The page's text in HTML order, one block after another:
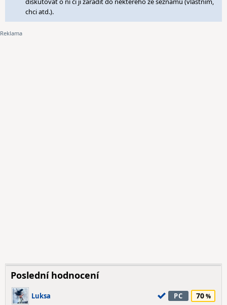
chci atd.).
Poslední hodnocení
Luksa PC 70